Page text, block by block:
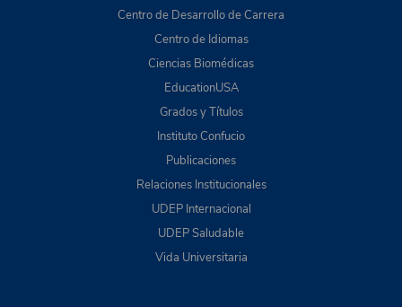
Centro de Desarrollo de Carrera
Centro de Idiomas
Ciencias Biomédicas
EducationUSA
Grados y Títulos
Instituto Confucio
Publicaciones
Relaciones Institucionales
UDEP Internacional
UDEP Saludable
Vida Universitaria